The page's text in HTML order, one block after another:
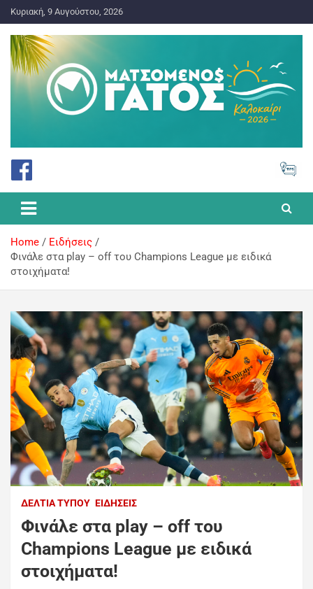
Κυριακή, 9 Αυγούστου, 2026
Ματσωμένος Γάτος – Όλα για
το Στοίχημα
Home
Ειδήσεις
Φινάλε στα play – off του Champions League με ειδικά
στοιχήματα!
ΔΕΛΤΊΑ ΤΎΠΟΥ ΕΙΔΉΣΕΙΣ
Φινάλε στα play – off του
Champions League με ειδικά
στοιχήματα!